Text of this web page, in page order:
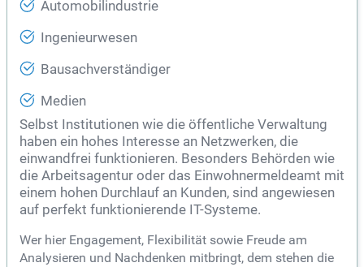
Automobilindustrie
Ingenieurwesen
Bausachverständiger
Medien
Selbst Institutionen wie die öffentliche Verwaltung
haben ein hohes Interesse an Netzwerken, die
einwandfrei funktionieren. Besonders Behörden wie
die Arbeitsagentur oder das Einwohnermeldeamt mit
einem hohen Durchlauf an Kunden, sind angewiesen
auf perfekt funktionierende IT-Systeme.
Wer hier Engagement, Flexibilität sowie Freude am
Analysieren und Nachdenken mitbringt, dem stehen die